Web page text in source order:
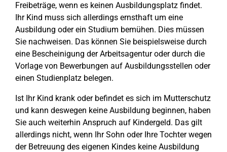
Freibeträge, wenn es keinen Ausbildungsplatz findet.
Ihr Kind muss sich allerdings ernsthaft um eine
Ausbildung oder ein Studium bemühen. Dies müssen
Sie nachweisen. Das können Sie beispielsweise durch
eine Bescheinigung der Arbeitsagentur oder durch die
Vorlage von Bewerbungen auf Ausbildungsstellen oder
einen Studienplatz belegen.
Ist Ihr Kind krank oder befindet es sich im Mutterschutz
und kann deswegen keine Ausbildung beginnen, haben
Sie auch weiterhin Anspruch auf Kindergeld. Das gilt
allerdings nicht, wenn Ihr Sohn oder Ihre Tochter wegen
der Betreuung des eigenen Kindes keine Ausbildung